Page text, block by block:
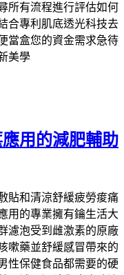
所有流程進行評估如何
合專利肌底透光科技去
當盒您的資金需求急待
美學
用的減肥輔助
貼和清涼舒緩疲勞痠痛
用的專業擁有鑰生活大
濾泡受到雌激素的原廠
嗽藥並舒緩感冒帶來的
性保健食品都需要的硬